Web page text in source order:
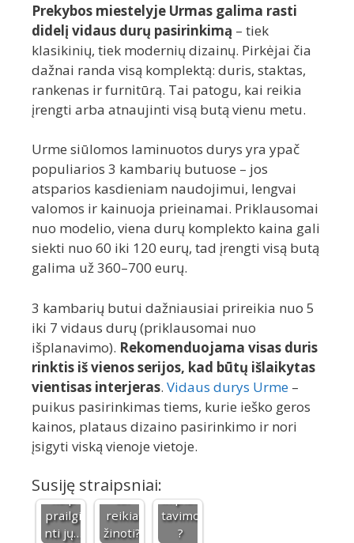
Prekybos miestelyje Urmas galima rasti
didelį vidaus durų pasirinkimą – tiek
klasikinių, tiek modernių dizainų. Pirkėjai čia
dažnai randa visą komplektą: duris, staktas,
rankenas ir furnitūrą. Tai patogu, kai reikia
įrengti arba atnaujinti visą butą vienu metu.
Urme siūlomos laminuotos durys yra ypač
populiarios 3 kambarių butuose – jos
atsparios kasdieniam naudojimui, lengvai
valomos ir kainuoja prieinamai. Priklausomai
nuo modelio, viena durų komplekto kaina gali
siekti nuo 60 iki 120 eurų, tad įrengti visą butą
galima už 360–700 eurų.
3 kambarių butui dažniausiai prireikia nuo 5
iki 7 vidaus durų (priklausomai nuo
išplanavimo). Rekomenduojama visas duris
rinktis iš vienos serijos, kad būtų išlaikytas
vientisas interjeras. Vidaus durys Urme –
puikus pasirinkimas tiems, kurie ieško geros
kainos, plataus dizaino pasirinkimo ir nori
įsigyti viską vienoje vietoje.
Susiję straipsniai:
Kiek
tarnau
ja
saulės
os ir
kaip
prailgi
nti jų…
CNC
frezavi
mas:
apie
tai
reikia
žinoti?
Ar
reikia
special
ios
implan
tavimo
?